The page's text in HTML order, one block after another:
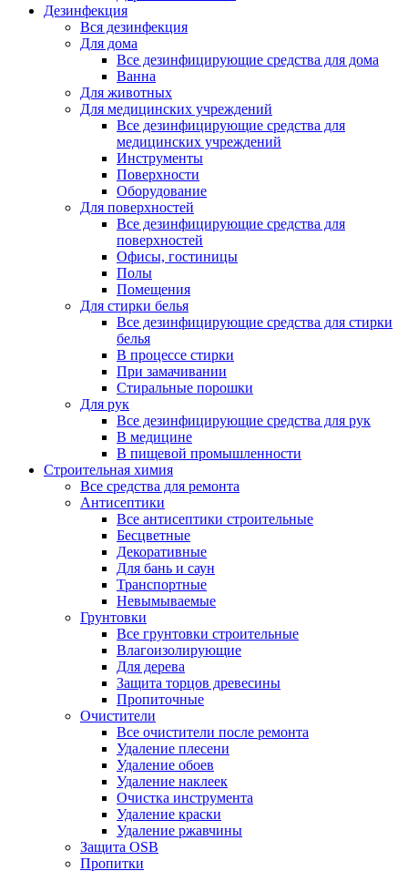
Дезинфекция
Вся дезинфекция
Для дома
Все дезинфицирующие средства для дома
Ванна
Для животных
Для медицинских учреждений
Все дезинфицирующие средства для
медицинских учреждений
Инструменты
Поверхности
Оборудование
Для поверхностей
Все дезинфицирующие средства для
поверхностей
Офисы, гостиницы
Полы
Помещения
Для стирки белья
Все дезинфицирующие средства для стирки
белья
В процессе стирки
При замачивании
Стиральные порошки
Для рук
Все дезинфицирующие средства для рук
В медицине
В пищевой промышленности
Строительная химия
Все средства для ремонта
Антисептики
Все антисептики строительные
Бесцветные
Декоративные
Для бань и саун
Транспортные
Невымываемые
Грунтовки
Все грунтовки строительные
Влагоизолирующие
Для дерева
Защита торцов древесины
Пропиточные
Очистители
Все очистители после ремонта
Удаление плесени
Удаление обоев
Удаление наклеек
Очистка инструмента
Удаление краски
Удаление ржавчины
Защита OSB
Пропитки